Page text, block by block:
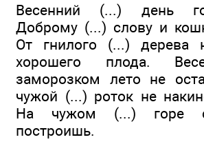
Весенний (...) день
Доброму (...) слову и
От гнилого (...) дерева
хорошего плода.
заморозком лето не
чужой (...) роток не
На чужом (...) горе
построишь.